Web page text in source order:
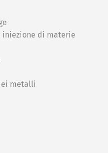
iniezione di materie
metalli